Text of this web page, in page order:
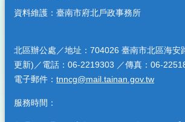
資料維護：臺南市府北戶政事務所
北區辦公處／地址：704026 臺南市北區海安
更新)／電話：06-2219303 ／傳真：06-
電子郵件： tnncg@mail.tainan.gov.tw
服務時間：